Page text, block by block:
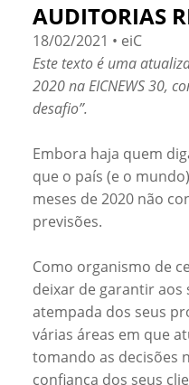
AUDITORIAS
18/02/2021 • eiC
Este texto é uma
2020 na EICNEWS 30,
desafio”.
Embora haja quem
que o país (e o
meses de 2020 não
previsões.
Como organismo de
deixar de garantir aos
atempada dos seus
várias áreas em que
tomando as decisões
confiança dos seus